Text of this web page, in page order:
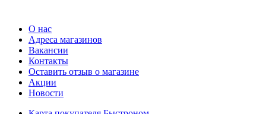
О нас
Адреса магазинов
Вакансии
Контакты
Оставить отзыв о магазине
Акции
Новости